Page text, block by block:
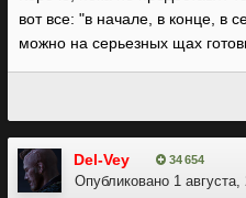
вот все: "в начале, в конце, в
можно на серьезных щах
Del-Vey 34 654
Опубликовано 1 августа,